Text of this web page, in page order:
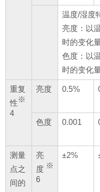
温度/湿度
亮度：以
时的变化
色度：以
时的变化
重复
性※
4
亮度 0.5%
色度 0.001
测量
点之
间的
亮
度 ※
6
±2%